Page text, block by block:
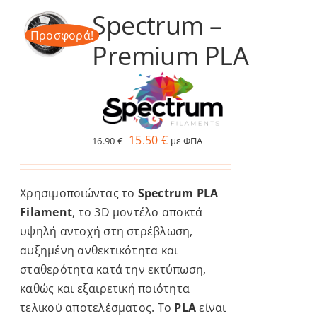
Services
Academy
Software
Blog
Επικοινωνία
Προσφορά!Spectrum –
Premium PLA
16.90€ Original
16.90 €.
15.50 €Η
είναι:
15.50 €.
με ΦΠΑ
Χρησιμοποιώντας το Spectrum PLA
Filament, το 3D μοντέλο αποκτά
υψηλή αντοχή στη στρέβλωση,
αυξημένη ανθεκτικότητα και
σταθερότητα κατά την εκτύπωση,
καθώς και εξαιρετική ποιότητα
τελικού αποτελέσματος. Το PLAείναι